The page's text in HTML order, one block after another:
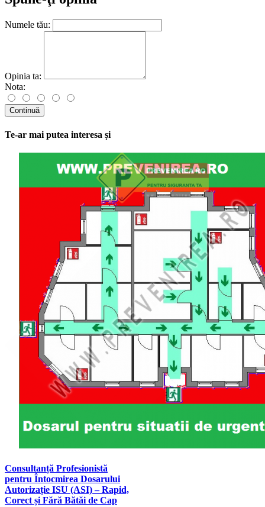
Numele tău:
Opinia ta:
Nota:
Continuă
Te-ar mai putea interesa și
Consultanță Profesionistă
pentru Întocmirea Dosarului
Autorizație ISU (ASI) – Rapid,
Corect și Fără Bătăi de Cap